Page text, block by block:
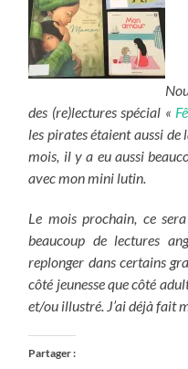
des (re)lectures spécial «
les pirates étaient aussi
mois, il y a eu aussi
avec mon mini lutin.
Le mois prochain, ce
beaucoup de lectures
replonger dans certains
côté jeunesse que côté
et/ou illustré. J’ai déjà fait
Partager :